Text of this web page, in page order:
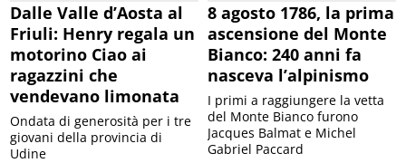
Dalle Valle d’Aosta al
Friuli: Henry regala un
motorino Ciao ai
ragazzini che
vendevano limonata
Ondata di generosità per i tre
giovani della provincia di
Udine
8 agosto 1786, la prima
ascensione del Monte
Bianco: 240 anni fa
nasceva l’alpinismo
I primi a raggiungere la vetta
del Monte Bianco furono
Jacques Balmat e Michel
Gabriel Paccard